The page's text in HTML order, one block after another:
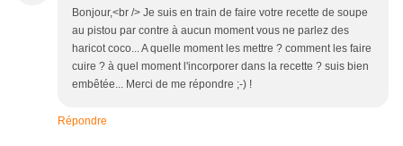
Bonjour,<br /> Je suis en train de faire votre recette de soupe
au pistou par contre à aucun moment vous ne parlez des
haricot coco... A quelle moment les mettre ? comment les faire
cuire ? à quel moment l'incorporer dans la recette ? suis bien
embêtée... Merci de me répondre ;-) !
Répondre